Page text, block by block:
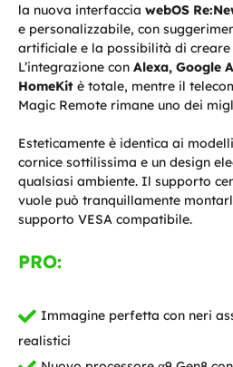
la nuova interfaccia webOS
e personalizzabile, con
artificiale e la possibilità di
L’integrazione con Alexa, Google
HomeKit è totale, mentre il
Magic Remote rimane uno dei
Esteticamente è identica ai
cornice sottilissima e un design
qualsiasi ambiente. Il supporto
vuole può tranquillamente
supporto VESA compatibile.
PRO:
Immagine perfetta con neri
realistici